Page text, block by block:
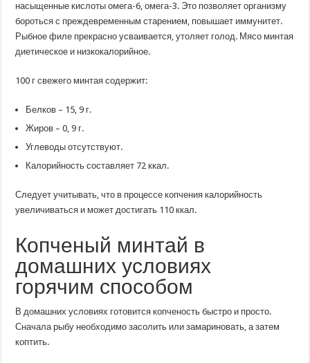
насыщенные кислоты омега-6, омега-3. Это позволяет организму
бороться с преждевременным старением, повышает иммунитет.
Рыбное филе прекрасно усваивается, утоляет голод. Мясо минтая
диетическое и низкокалорийное.
100 г свежего минтая содержит:
Белков – 15, 9 г.
Жиров – 0, 9 г.
Углеводы отсутствуют.
Калорийность составляет 72 ккал.
Следует учитывать, что в процессе копчения калорийность
увеличиваться и может достигать 110 ккал.
Копченый минтай в
домашних условиях
горячим способом
В домашних условиях готовится копченость быстро и просто.
Сначала рыбу необходимо засолить или замариновать, а затем
коптить.